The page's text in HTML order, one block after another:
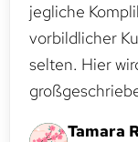
jegliche
vorbildlicher
selten. Hier
Tamara